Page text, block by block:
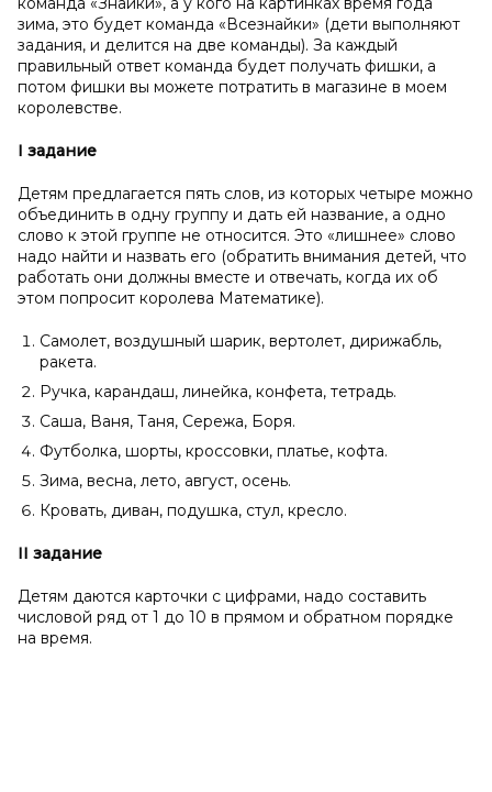
зима, это будет команда «Всезнайки» (дети выполняют
задания, и делится на две команды). За каждый
правильный ответ команда будет получать фишки, а
потом фишки вы можете потратить в магазине в моем
королевстве.
I задание
Детям предлагается пять слов, из которых четыре можно
объединить в одну группу и дать ей название, а одно
слово к этой группе не относится. Это «лишнее» слово
надо найти и назвать его (обратить внимания детей, что
работать они должны вместе и отвечать, когда их об
этом попросит королева Математике).
Самолет, воздушный шарик, вертолет, дирижабль,
ракета.
Ручка, карандаш, линейка, конфета, тетрадь.
Саша, Ваня, Таня, Сережа, Боря.
Футболка, шорты, кроссовки, платье, кофта.
Зима, весна, лето, август, осень.
Кровать, диван, подушка, стул, кресло.
II задание
Детям даются карточки с цифрами, надо составить
числовой ряд от 1 до 10 в прямом и обратном порядке
на время.